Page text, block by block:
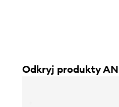
Odkryj produkty